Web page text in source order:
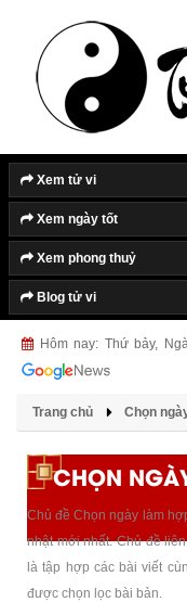
Xem tử vi
Xem ngày tốt
Xem phong thuỷ
Blog tử vi
Hôm nay: Thứ bảy,
Trang chủ Chọn
CHỌN
Chủ đề Chọn ngày làm
nhật mới nhất. Chủ đề
là tập hợp các bài viết
được chọn lọc bài bản.